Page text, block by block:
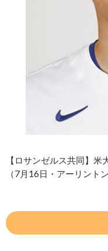
【ロサンゼルス共同】
（7月16日・アーリント